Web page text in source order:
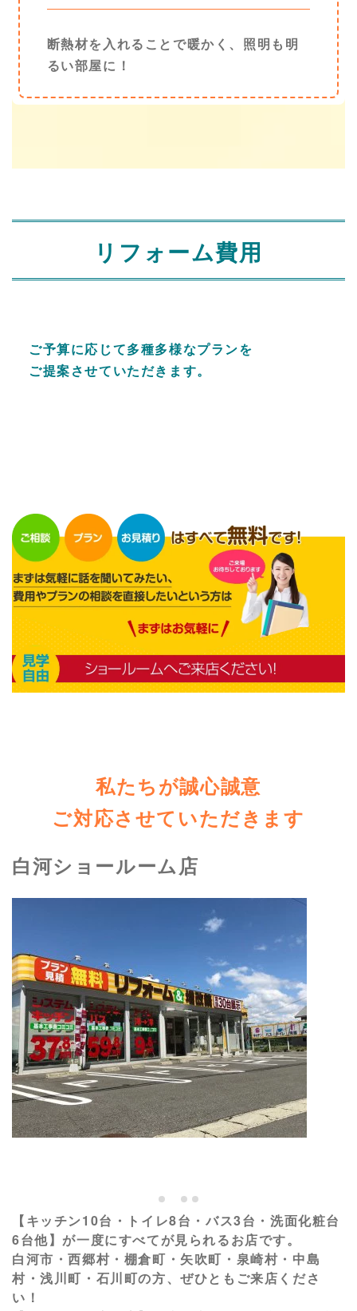
断熱材を入れることで暖かく、照明も明
るい部屋に！
リフォーム費用
ご予算に応じて多種多様なプランを
ご提案させていただきます。
私たちが誠心誠意
ご対応させていただきます
白河ショールーム店
【キッチン10台・トイレ8台・バス3台・洗面化粧台
6台他】が一度にすべてが見られるお店です。
白河市・西郷村・棚倉町・矢吹町・泉崎村・中島
村・浅川町・石川町の方、ぜひともご来店くださ
い！